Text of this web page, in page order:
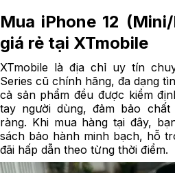
Mua iPhone 12
giá rẻ tại XTmobile
XTmobile là địa chỉ uy tín
Series cũ chính hãng, đa dạng
cả sản phẩm đều được kiểm
tay người dùng, đảm bảo
ràng. Khi mua hàng tại đây,
sách bảo hành minh bạch, hỗ
đãi hấp dẫn theo từng thời điểm.